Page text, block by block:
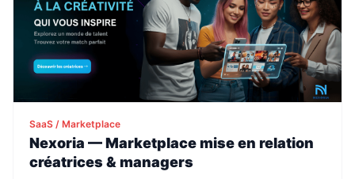
SaaS / Marketplace
Nexoria — Marketplace mise en relation
créatrices & managers